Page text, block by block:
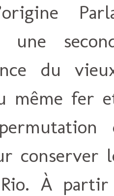
une
du
même fer
conserver
À